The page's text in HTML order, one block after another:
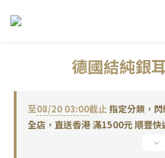
德國結純銀
至08/20 03:00截止指定分類，
全店，直送香港 滿1500元 順豐快